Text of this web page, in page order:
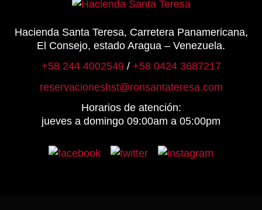
Hacienda Santa Teresa, Carretera Panamericana,
El Consejo, estado Aragua – Venezuela.
+58 244 4002549/ +58 0424 3687217
reservacioneshst@ronsantateresa.com
Horarios de atención:
jueves a domingo 09:00am a 05:00pm